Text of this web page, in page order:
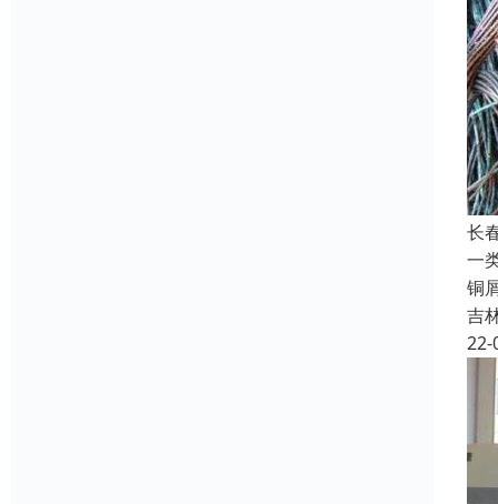
长
一
铜
吉
22-